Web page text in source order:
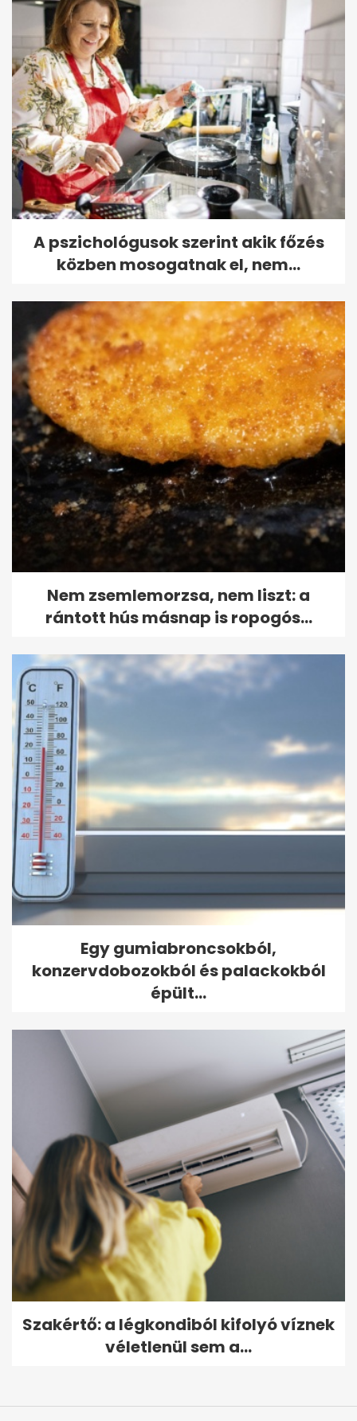
A pszichológusok szerint akik főzés
közben mosogatnak el, nem...
Nem zsemlemorzsa, nem liszt: a
rántott hús másnap is ropogós...
Egy gumiabroncsokból,
konzervdobozokból és palackokból
épült...
Szakértő: a légkondiból kifolyó víznek
véletlenül sem a...